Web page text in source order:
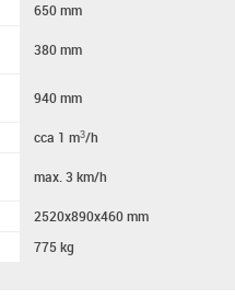
650 mm
380 mm
940 mm
cca 1 m3/h
max. 3 km/h
2520x890x460 mm
775 kg